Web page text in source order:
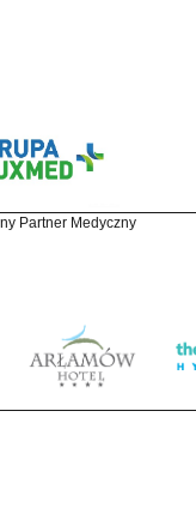
Partner Medyczny